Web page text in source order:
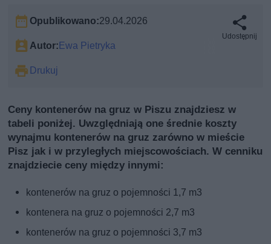
Opublikowano:29.04.2026
Autor: Ewa Pietryka
Drukuj
Udostępnij
Ceny kontenerów na gruz w Piszu znajdziesz w
tabeli poniżej. Uwzględniają one średnie koszty
wynajmu kontenerów na gruz zarówno w mieście
Pisz jak i w przyległych miejscowościach. W cenniku
znajdziecie ceny między innymi:
kontenerów na gruz o pojemności 1,7 m3
kontenera na gruz o pojemności 2,7 m3
kontenerów na gruz o pojemności 3,7 m3